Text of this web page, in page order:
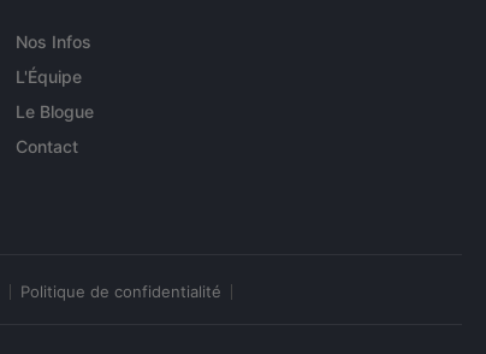
Nos Infos
L'Équipe
Le Blogue
Contact
Politique de confidentialité